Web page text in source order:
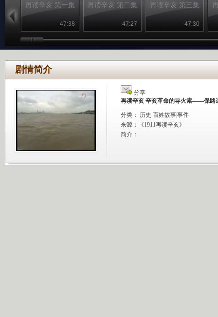
再读辛亥 第一集
47:38
再读辛亥 第二集
47:27
再读辛亥 第三集
47:30
剧情简介
分享
再读辛亥 辛亥革命的导火索——保路
分类： 历史 百姓故事|事件
来源：
《1911再读辛亥》
简介：